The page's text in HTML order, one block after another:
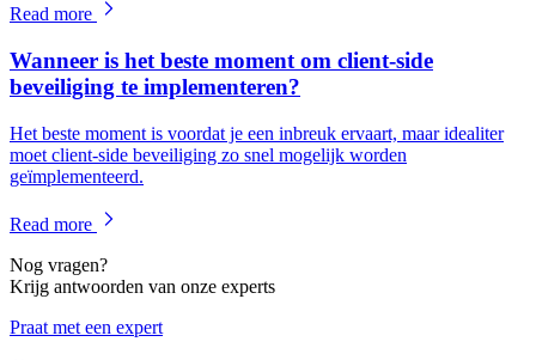
Read more
Wanneer is het beste moment om client-side
beveiliging te implementeren?
Het beste moment is voordat je een inbreuk ervaart, maar idealiter
moet client-side beveiliging zo snel mogelijk worden
geïmplementeerd.
Read more
Nog vragen?
Krijg antwoorden van onze experts
Praat met een expert